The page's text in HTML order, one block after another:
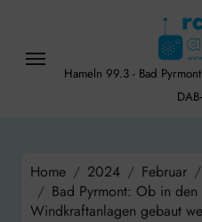
content
Hameln 99.3 - Bad
Home 2024 Februar
Bad Pyrmont: Ob in den
Windkraftanlagen gebaut